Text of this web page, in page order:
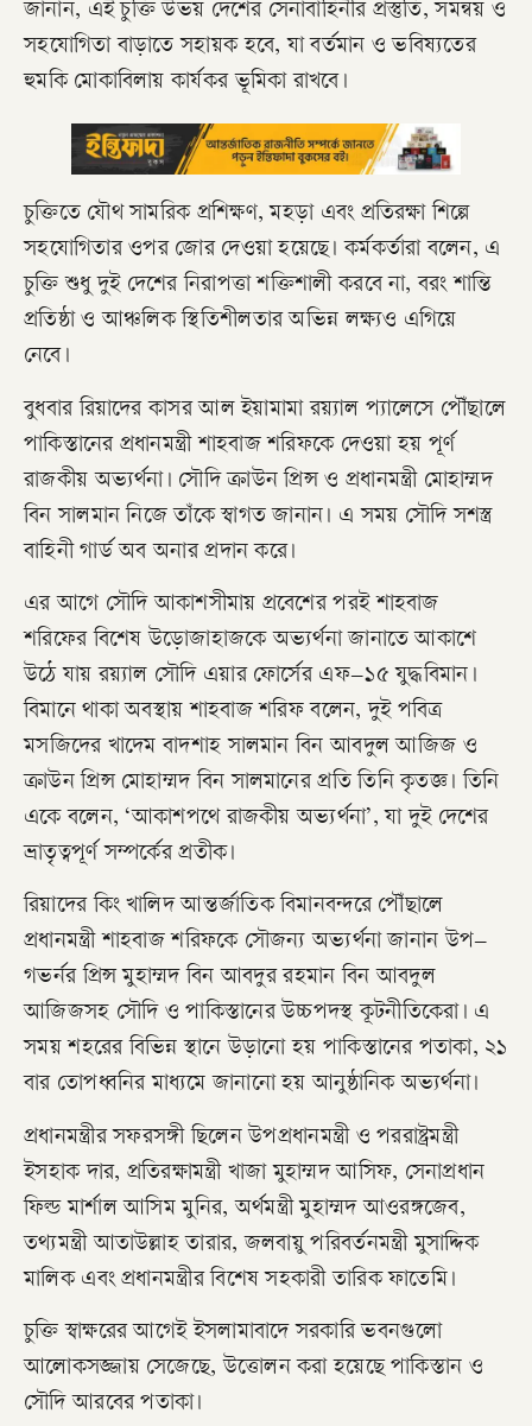
জানান, এই চুক্তি উভয় দেশের সেনাবাহিনীর প্রস্তুতি, সমন্বয় ও
সহযোগিতা বাড়াতে সহায়ক হবে, যা বর্তমান ও ভবিষ্যতের
হুমকি মোকাবিলায় কার্যকর ভূমিকা রাখবে।
চুক্তিতে যৌথ সামরিক প্রশিক্ষণ, মহড়া এবং প্রতিরক্ষা শিল্পে
সহযোগিতার ওপর জোর দেওয়া হয়েছে। কর্মকর্তারা বলেন, এ
চুক্তি শুধু দুই দেশের নিরাপত্তা শক্তিশালী করবে না, বরং শান্তি
প্রতিষ্ঠা ও আঞ্চলিক স্থিতিশীলতার অভিন্ন লক্ষ্যও এগিয়ে
নেবে।
বুধবার রিয়াদের কাসর আল ইয়ামামা রয়্যাল প্যালেসে পৌঁছালে
পাকিস্তানের প্রধানমন্ত্রী শাহবাজ শরিফকে দেওয়া হয় পূর্ণ
রাজকীয় অভ্যর্থনা। সৌদি ক্রাউন প্রিন্স ও প্রধানমন্ত্রী মোহাম্মদ
বিন সালমান নিজে তাঁকে স্বাগত জানান। এ সময় সৌদি সশস্ত্র
বাহিনী গার্ড অব অনার প্রদান করে।
এর আগে সৌদি আকাশসীমায় প্রবেশের পরই শাহবাজ
শরিফের বিশেষ উড়োজাহাজকে অভ্যর্থনা জানাতে আকাশে
উঠে যায় রয়্যাল সৌদি এয়ার ফোর্সের এফ–১৫ যুদ্ধবিমান।
বিমানে থাকা অবস্থায় শাহবাজ শরিফ বলেন, দুই পবিত্র
মসজিদের খাদেম বাদশাহ সালমান বিন আবদুল আজিজ ও
ক্রাউন প্রিন্স মোহাম্মদ বিন সালমানের প্রতি তিনি কৃতজ্ঞ। তিনি
একে বলেন, ‘আকাশপথে রাজকীয় অভ্যর্থনা’, যা দুই দেশের
ভ্রাতৃত্বপূর্ণ সম্পর্কের প্রতীক।
রিয়াদের কিং খালিদ আন্তর্জাতিক বিমানবন্দরে পৌঁছালে
প্রধানমন্ত্রী শাহবাজ শরিফকে সৌজন্য অভ্যর্থনা জানান উপ–
গভর্নর প্রিন্স মুহাম্মদ বিন আবদুর রহমান বিন আবদুল
আজিজসহ সৌদি ও পাকিস্তানের উচ্চপদস্থ কূটনীতিকেরা। এ
সময় শহরের বিভিন্ন স্থানে উড়ানো হয় পাকিস্তানের পতাকা, ২১
বার তোপধ্বনির মাধ্যমে জানানো হয় আনুষ্ঠানিক অভ্যর্থনা।
প্রধানমন্ত্রীর সফরসঙ্গী ছিলেন উপপ্রধানমন্ত্রী ও পররাষ্ট্রমন্ত্রী
ইসহাক দার, প্রতিরক্ষামন্ত্রী খাজা মুহাম্মদ আসিফ, সেনাপ্রধান
ফিল্ড মার্শাল আসিম মুনির, অর্থমন্ত্রী মুহাম্মদ আওরঙ্গজেব,
তথ্যমন্ত্রী আতাউল্লাহ তারার, জলবায়ু পরিবর্তনমন্ত্রী মুসাদ্দিক
মালিক এবং প্রধানমন্ত্রীর বিশেষ সহকারী তারিক ফাতেমি।
চুক্তি স্বাক্ষরের আগেই ইসলামাবাদে সরকারি ভবনগুলো
আলোকসজ্জায় সেজেছে, উত্তোলন করা হয়েছে পাকিস্তান ও
সৌদি আরবের পতাকা।